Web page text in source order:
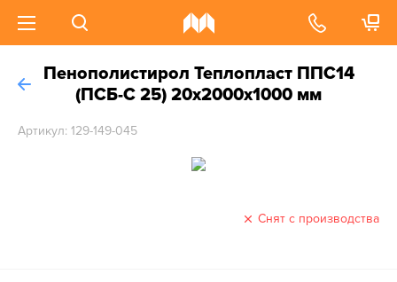
Пенополистирол Теплопласт ППС14
(ПСБ-C 25) 20х2000х1000 мм
Артикул: 129-149-045
Снят с производства